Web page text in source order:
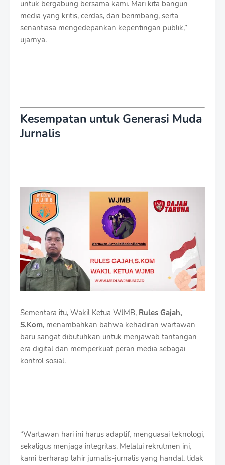
untuk bergabung bersama kami. Mari kita bangun
media yang kritis, cerdas, dan berimbang, serta
senantiasa mengedepankan kepentingan publik,”
ujarnya.
Kesempatan untuk Generasi Muda
Jurnalis
Sementara itu, Wakil Ketua WJMB, Rules Gajah,
S.Kom, menambahkan bahwa kehadiran wartawan
baru sangat dibutuhkan untuk menjawab tantangan
era digital dan memperkuat peran media sebagai
kontrol sosial.
“Wartawan hari ini harus adaptif, menguasai teknologi,
sekaligus menjaga integritas. Melalui rekrutmen ini,
kami berharap lahir jurnalis-jurnalis yang handal, tidak